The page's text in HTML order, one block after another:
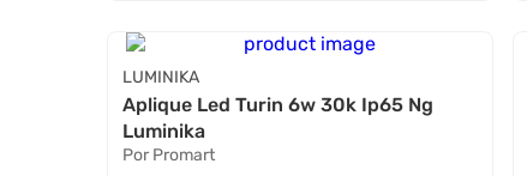
LUMINIKA
Aplique Led Turin 6w 30k Ip65 Ng
Luminika
Por Promart